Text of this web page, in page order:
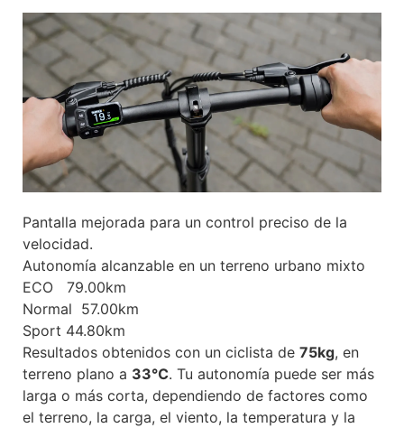
Pantalla mejorada para un control preciso de la
velocidad.
Autonomía alcanzable en un terreno urbano mixto
ECO 79.00km
Normal 57.00km
Sport 44.80km
Resultados obtenidos con un ciclista de 75kg, en
terreno plano a 33℃. Tu autonomía puede ser más
larga o más corta, dependiendo de factores como
el terreno, la carga, el viento, la temperatura y la